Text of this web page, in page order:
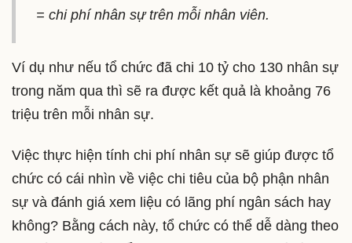
= chi phí nhân sự trên mỗi nhân viên.
Ví dụ như nếu tổ chức đã chi 10 tỷ cho 130 nhân sự
trong năm qua thì sẽ ra được kết quả là khoảng 76
triệu trên mỗi nhân sự.
Việc thực hiện tính chi phí nhân sự sẽ giúp được tổ
chức có cái nhìn về việc chi tiêu của bộ phận nhân
sự và đánh giá xem liệu có lãng phí ngân sách hay
không? Bằng cách này, tổ chức có thể dễ dàng theo